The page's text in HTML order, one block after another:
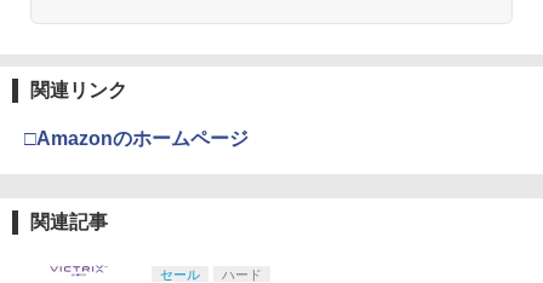
関連リンク
□Amazonのホームページ
関連記事
セール ハード